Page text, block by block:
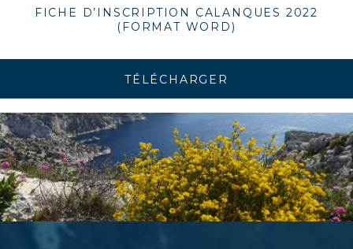
FICHE D’INSCRIPTION CALANQUES 2022
(FORMAT WORD)
TÉLÉCHARGER